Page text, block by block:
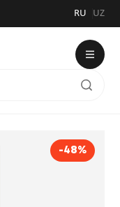
RU UZ
-48%